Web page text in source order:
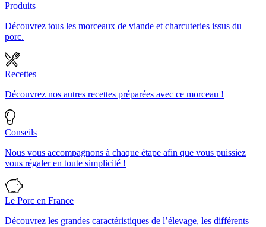
Produits
Découvrez tous les morceaux de viande et charcuteries issus du
porc.
Recettes
Découvrez nos autres recettes préparées avec ce morceau !
Conseils
Nous vous accompagnons à chaque étape afin que vous puissiez
vous régaler en toute simplicité !
Le Porc en France
Découvrez les grandes caractéristiques de l’élevage, les différents